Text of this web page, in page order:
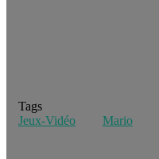
Tags
Jeux-Vidéo
Mario